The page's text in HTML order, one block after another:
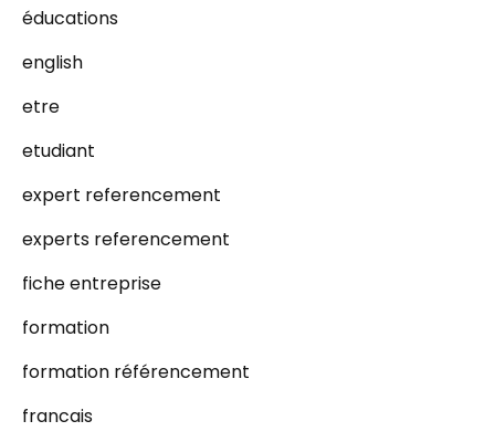
éducations
english
etre
etudiant
expert referencement
experts referencement
fiche entreprise
formation
formation référencement
francais